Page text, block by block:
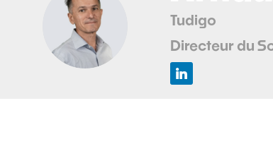
AC
Tudigo
Directeur du